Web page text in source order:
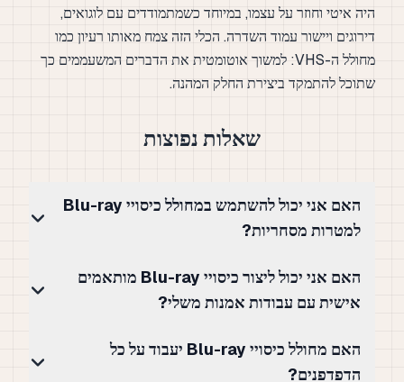
היה איטי וחוזר על עצמו, במיוחד כשמתמודדים עם לוגואים,
דירוגים ויישור עמוד השדרה. הכלי הזה צמח מאותו רעיון כמו
מחולל ה-VHS: למשוך אוטומטית את הדברים המשעממים כך
שתוכל להתמקד ביצירת החלק המהנה.
שאלות נפוצות
האם אני יכול להשתמש במחולל כיסויי Blu-ray
למטרות מסחריות?
האם אני יכול ליצור כיסויי Blu-ray מותאמים
אישית עם עבודות אמנות משלי?
האם מחולל כיסויי Blu-ray יעבוד על כל
הדפדפנים?